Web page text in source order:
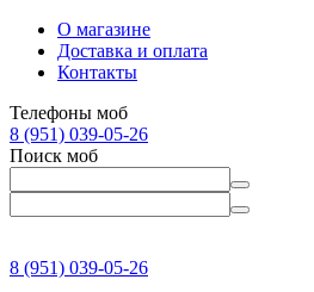
О магазине
Доставка и оплата
Контакты
Телефоны моб
8 (951) 039-05-26
Поиск моб
8 (951) 039-05-26